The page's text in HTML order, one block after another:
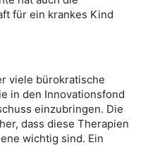
für ein krankes Kind
viele bürokratische
in den Innovationsfond
einzubringen. Die
dass diese Therapien
wichtig sind. Ein